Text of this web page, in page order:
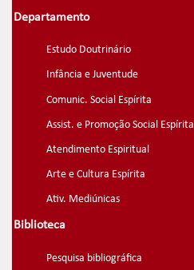
Departamento
Estudo Doutrinário
Infância e Juventude
Comunic. Social Espírita
Assist. e Promoção Social Espírita
Atendimento Espiritual
Arte e Cultura Espírita
Ativ. Mediúnicas
Biblioteca
Pesquisa bibliográfica